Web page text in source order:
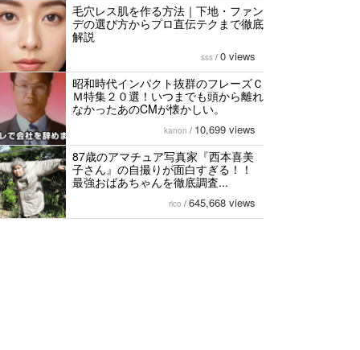
毛穴レス肌を作る方法｜下地・ファン
デの選び方からプロ直伝テクまで徹底
解説
sss / 0 views
昭和時代インパクト抜群のフレーズＣ
Ｍ特集２０選！いつまでも頭から離れ
なかったあのCMが懐かしい。
kanon / 10,699 views
87歳のアマチュア写真家『西本喜美
子さん』の自撮りが面白すぎる！！
最強おばあちゃんを徹底調査...
rico / 645,668 views